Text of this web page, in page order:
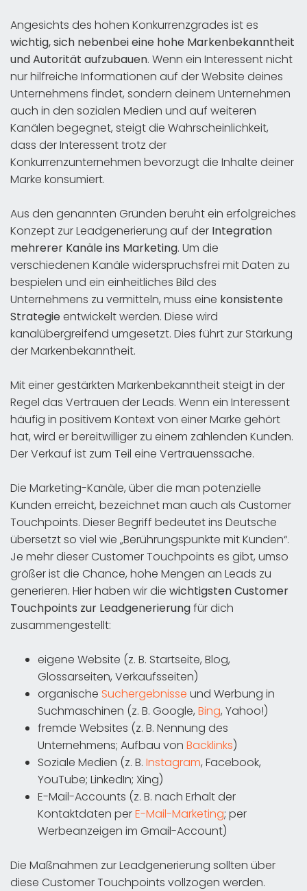
Angesichts des hohen Konkurrenzgrades ist es
wichtig, sich nebenbei eine hohe Markenbekanntheit
und Autorität aufzubauen. Wenn ein Interessent nicht
nur hilfreiche Informationen auf der Website deines
Unternehmens findet, sondern deinem Unternehmen
auch in den sozialen Medien und auf weiteren
Kanälen begegnet, steigt die Wahrscheinlichkeit,
dass der Interessent trotz der
Konkurrenzunternehmen bevorzugt die Inhalte deiner
Marke konsumiert.
Aus den genannten Gründen beruht ein erfolgreiches
Konzept zur Leadgenerierung auf der Integration
mehrerer Kanäle ins Marketing. Um die
verschiedenen Kanäle widerspruchsfrei mit Daten zu
bespielen und ein einheitliches Bild des
Unternehmens zu vermitteln, muss eine konsistente
Strategieentwickelt werden. Diese wird
kanalübergreifend umgesetzt. Dies führt zur Stärkung
der Markenbekanntheit.
Mit einer gestärkten Markenbekanntheit steigt in der
Regel das Vertrauen der Leads. Wenn ein Interessent
häufig in positivem Kontext von einer Marke gehört
hat, wird er bereitwilliger zu einem zahlenden Kunden.
Der Verkauf ist zum Teil eine Vertrauenssache.
Die Marketing-Kanäle, über die man potenzielle
Kunden erreicht, bezeichnet man auch als Customer
Touchpoints. Dieser Begriff bedeutet ins Deutsche
übersetzt so viel wie „Berührungspunkte mit Kunden“.
Je mehr dieser Customer Touchpoints es gibt, umso
größer ist die Chance, hohe Mengen an Leads zu
generieren. Hier haben wir die wichtigsten Customer
Touchpoints zur Leadgenerierungfür dich
zusammengestellt:
eigene Website (z. B. Startseite, Blog,
Glossarseiten, Verkaufsseiten)
organische Suchergebnisse und Werbung in
Suchmaschinen (z. B. Google, Bing, Yahoo!)
fremde Websites (z. B. Nennung des
Unternehmens; Aufbau von Backlinks)
Soziale Medien (z. B. Instagram, Facebook,
YouTube; LinkedIn; Xing)
E-Mail-Accounts (z. B. nach Erhalt der
Kontaktdaten perE-Mail-Marketing; per
Werbeanzeigen im Gmail-Account)
Die Maßnahmen zur Leadgenerierung sollten über
diese Customer Touchpoints vollzogen werden.